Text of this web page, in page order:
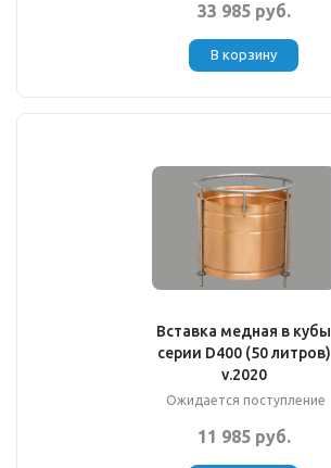
33 985 руб.
В корзину
Вставка медная в кубы
серии D400 (50 литров)
v.2020
Ожидается поступление
11 985 руб.